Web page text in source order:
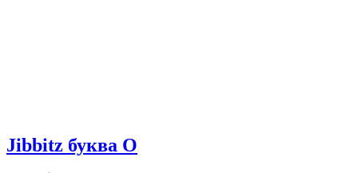
Jibbitz буква O